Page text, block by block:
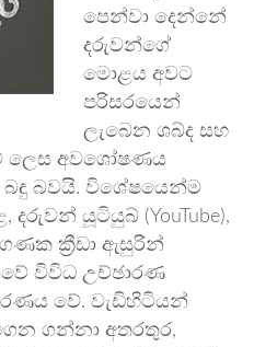
පෙන්වා දෙන්නේ
දරුවන්ගේ
මොළය අවට
පරිසරයෙන්
ලැබෙන ශබ්ද සහ
ලෙස අවශෝෂණය
බවයි. විශේෂයෙන්ම
යූටියුබ් (YouTube),
ක්‍රීඩා ඇසුරින්
විවිධ උච්ඡාරණ
වේ. වැඩිහිටියන්
ගන්නා අතරතුර,